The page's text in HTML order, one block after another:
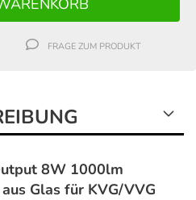
FRAGE ZUM PRODUKT
8W 1000lm
Glas für KVG/VVG